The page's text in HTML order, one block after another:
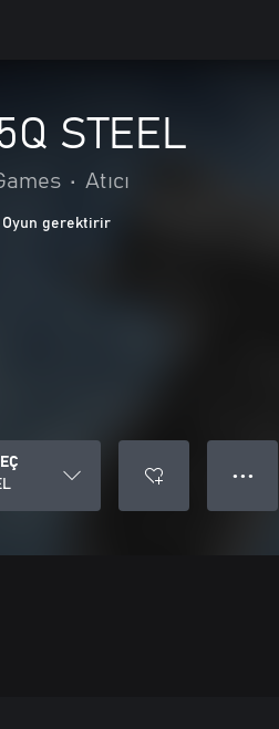
STEEL
• Atıcı
Oyun gerektirir
● ● ●